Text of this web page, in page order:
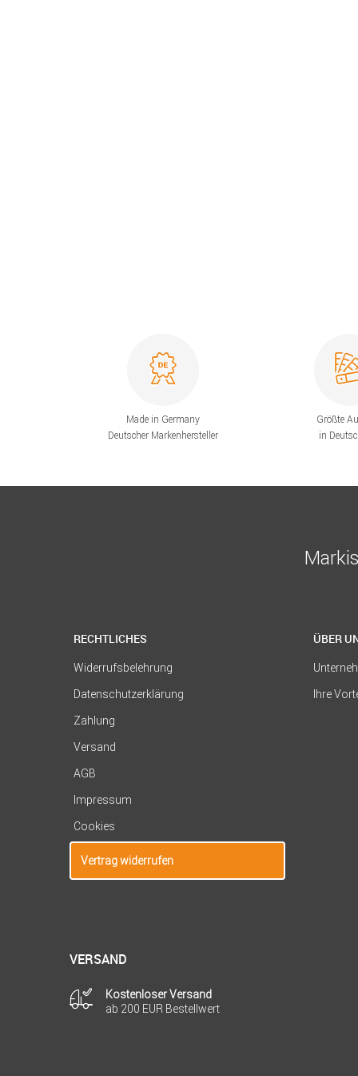
Made in Germany
Deutscher Markenhersteller
Größte
in
RECHTLICHES
Widerrufsbelehrung
Datenschutzerklärung
Zahlung
Versand
AGB
Impressum
Cookies
Vertrag widerrufen
ÜBER
Ihre
VERSAND
Kostenloser Versand
ab 200 EUR Bestellwert